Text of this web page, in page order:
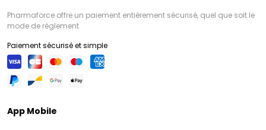
Pharmaforce offre un paiement entièrement sécurisé, quel que soit le
mode de règlement
Paiement sécurisé et simple
App Mobile